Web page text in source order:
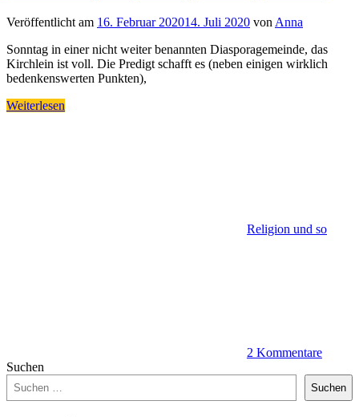
Veröffentlicht am 16. Februar 202014. Juli 2020 von Anna
Sonntag in einer nicht weiter benannten Diasporagemeinde, das
Kirchlein ist voll. Die Predigt schafft es (neben einigen wirklich
bedenkenswerten Punkten),
Weiterlesen
Religion und so
2 Kommentare
Suchen
Suchen